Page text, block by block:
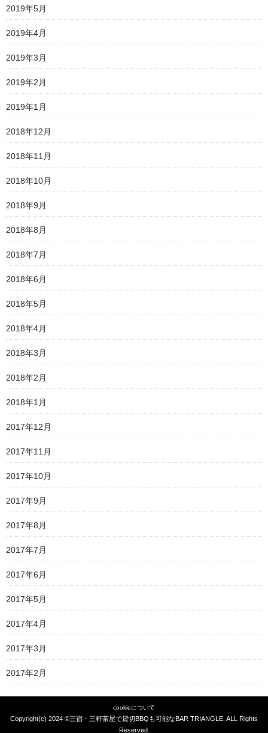
2019年5月
2019年4月
2019年3月
2019年2月
2019年1月
2018年12月
2018年11月
2018年10月
2018年9月
2018年8月
2018年7月
2018年6月
2018年5月
2018年4月
2018年3月
2018年2月
2018年1月
2017年12月
2017年11月
2017年10月
2017年9月
2017年8月
2017年7月
2017年6月
2017年5月
2017年4月
2017年3月
2017年2月
cookieについて
Copyright(c) 2024 ©三宿・三軒茶屋で貸切BBQも可能なBAR TRIANGLE . ALL Rights
Reserved.